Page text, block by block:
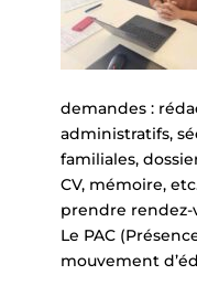
demandes :
administratifs,
familiales,
CV, mémoire,
prendre rendez-
Le PAC
mouvement